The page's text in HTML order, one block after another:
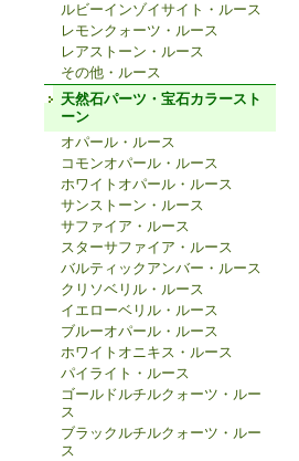
ルビーインゾイサイト・ルース
レモンクォーツ・ルース
レアストーン・ルース
その他・ルース
天然石パーツ・宝石カラースト
ーン
オパール・ルース
コモンオパール・ルース
ホワイトオパール・ルース
サンストーン・ルース
サファイア・ルース
スターサファイア・ルース
バルティックアンバー・ルース
クリソベリル・ルース
イエローベリル・ルース
ブルーオパール・ルース
ホワイトオニキス・ルース
パイライト・ルース
ゴールドルチルクォーツ・ルー
ス
ブラックルチルクォーツ・ルー
ス